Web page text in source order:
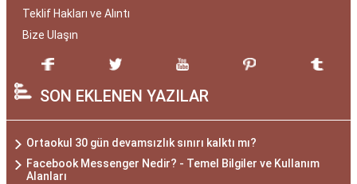
Teklif Hakları ve Alıntı
Bize Ulaşın
SON EKLENEN YAZILAR
Ortaokul 30 gün devamsızlık sınırı kalktı mı?
Facebook Messenger Nedir? - Temel Bilgiler ve Kullanım
Alanları